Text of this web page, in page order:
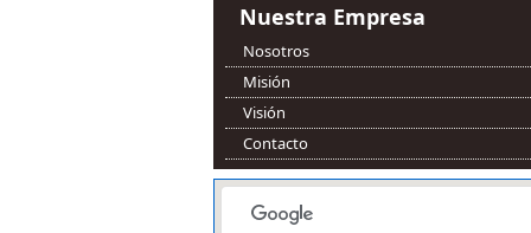
Nuestra Empresa
Nosotros
Misión
Visión
Contacto